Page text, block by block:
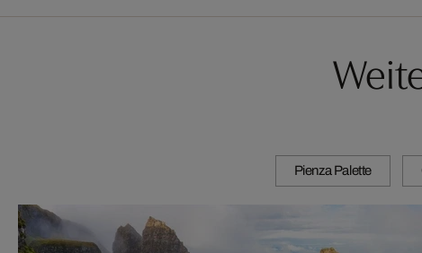
Pienza Palette